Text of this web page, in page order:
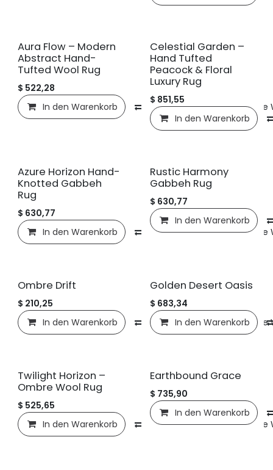
Neu!
Aura Flow – Modern
Abstract Hand-
Tufted Wool Rug
$ 522,28
In den Warenkorb
Vergleichen Auf die
Neu!
Celestial Garden –
Hand Tufted
Peacock & Floral
Luxury Rug
$ 851,55
In den Warenkorb
Azure Horizon Hand-
Knotted Gabbeh
Rug
$ 630,77
In den Warenkorb
Vergleichen Auf die
Rustic Harmony
Gabbeh Rug
$ 630,77
In den Warenkorb
Ombre Drift
$ 210,25
In den Warenkorb
Vergleichen Auf die
Golden Desert Oasis
$ 683,34
In den Warenkorb
Twilight Horizon –
Ombre Wool Rug
$ 525,65
In den Warenkorb
Vergleichen Auf die
Earthbound Grace
$ 735,90
In den Warenkorb